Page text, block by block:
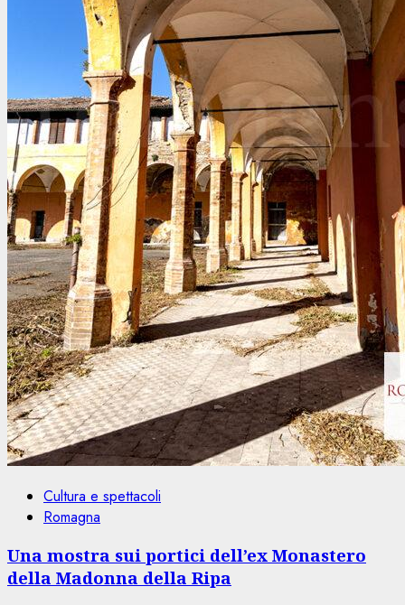
Cultura e spettacoli
Romagna
Una mostra sui portici dell’ex Monastero
della Madonna della Ripa